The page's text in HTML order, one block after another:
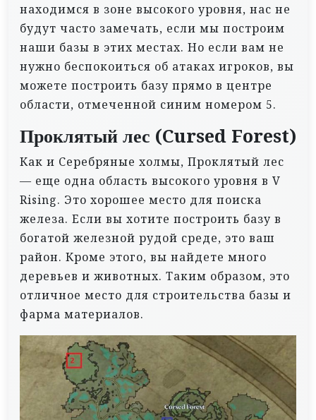
находимся в зоне высокого уровня, нас не
будут часто замечать, если мы построим
наши базы в этих местах. Но если вам не
нужно беспокоиться об атаках игроков, вы
можете построить базу прямо в центре
области, отмеченной синим номером 5.
Проклятый лес (Cursed Forest)
Как и Серебряные холмы, Проклятый лес
— еще одна область высокого уровня в V
Rising. Это хорошее место для поиска
железа. Если вы хотите построить базу в
богатой железной рудой среде, это ваш
район. Кроме этого, вы найдете много
деревьев и животных. Таким образом, это
отличное место для строительства базы и
фарма материалов.